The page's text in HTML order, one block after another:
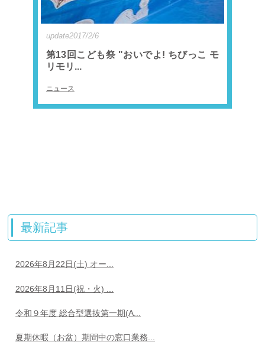
update2017/2/6
第13回こども祭 "おいでよ! ちびっこ モ
リモリ...
ニュース
最新記事
2026年8月22日(土) オー...
2026年8月11日(祝・火) ...
令和９年度 総合型選抜第一期(A...
夏期休暇（お盆）期間中の窓口業務...